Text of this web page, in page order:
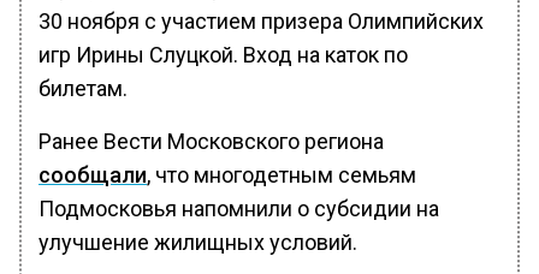
30 ноября с участием призера Олимпийских
игр Ирины Слуцкой. Вход на каток по
билетам.
Ранее Вести Московского региона
сообщали, что многодетным семьям
Подмосковья напомнили о субсидии на
улучшение жилищных условий.